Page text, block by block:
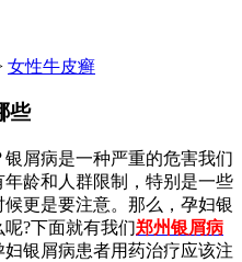
女性牛皮癣
些
银屑病是一种严重的危害我们
龄和人群限制，特别是一些
更是要注意。那么，孕妇银
?下面就有我们郑州银屑病
银屑病患者用药治疗应该注